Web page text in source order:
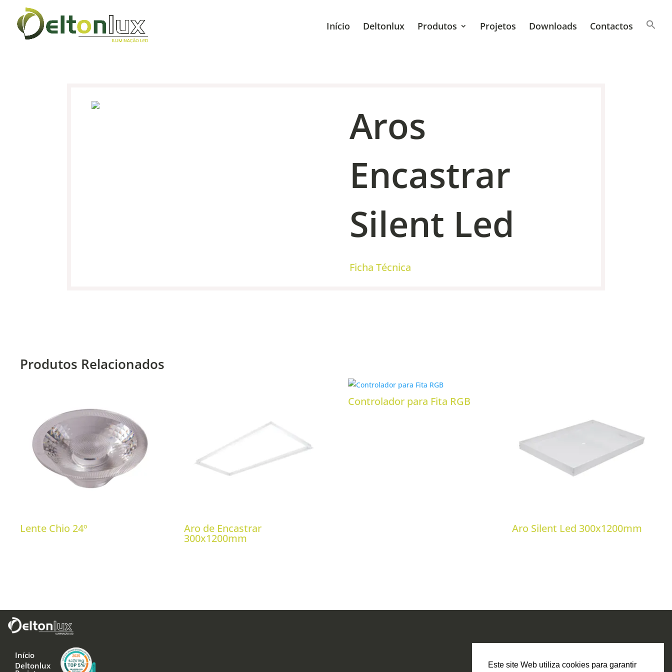
Início Deltonlux Produtos Projetos Downloads Contactos
Aros
Encastrar
Silent Led
Ficha Técnica
Produtos Relacionados
Lente Chio 24º Aro de Encastrar
300x1200mm
Controlador para Fita RGB
Aro Silent Led 300x1200mm
Início
Deltonlux
Este site Web utiliza cookies para garantir